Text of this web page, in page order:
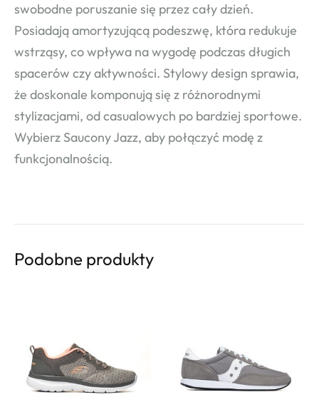
swobodne poruszanie się przez cały dzień.
Posiadają amortyzującą podeszwę, która redukuje
wstrząsy, co wpływa na wygodę podczas długich
spacerów czy aktywności. Stylowy design sprawia,
że doskonale komponują się z różnorodnymi
stylizacjami, od casualowych po bardziej sportowe.
Wybierz Saucony Jazz, aby połączyć modę z
funkcjonalnością.
Podobne produkty